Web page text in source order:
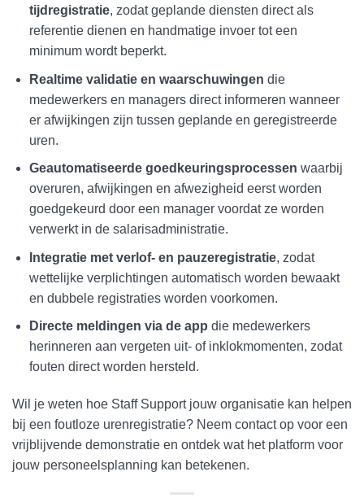
tijdregistratie, zodat geplande diensten direct als
referentie dienen en handmatige invoer tot een
minimum wordt beperkt.
Realtime validatie en waarschuwingen die
medewerkers en managers direct informeren wanneer
er afwijkingen zijn tussen geplande en geregistreerde
uren.
Geautomatiseerde goedkeuringsprocessen waarbij
overuren, afwijkingen en afwezigheid eerst worden
goedgekeurd door een manager voordat ze worden
verwerkt in de salarisadministratie.
Integratie met verlof- en pauzeregistratie, zodat
wettelijke verplichtingen automatisch worden bewaakt
en dubbele registraties worden voorkomen.
Directe meldingen via de app die medewerkers
herinneren aan vergeten uit- of inklokmomenten, zodat
fouten direct worden hersteld.
Wil je weten hoe Staff Support jouw organisatie kan helpen
bij een foutloze urenregistratie? Neem contact op voor een
vrijblijvende demonstratie en ontdek wat het platform voor
jouw personeelsplanning kan betekenen.